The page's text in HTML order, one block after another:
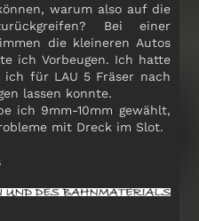
warum also auf die
Bei einer
die kleineren Autos
ich Vorbeugen. Ich hatte
ich für LAU 5 Fräser nach
lassen konnte.
ich 9mm-10mm gewählt,
mit Dreck im Slot.